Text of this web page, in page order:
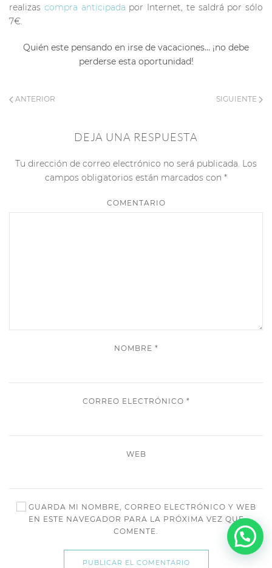
realizas compra anticipada por Internet, te saldrá por sólo
7€.
Quién este pensando en irse de vacaciones… ¡no debe
perderse esta oportunidad!
ANTERIOR SIGUIENTE
DEJA UNA RESPUESTA
Tu dirección de correo electrónico no será publicada. Los
campos obligatorios están marcados con *
COMENTARIO
NOMBRE *
CORREO ELECTRÓNICO *
WEB
GUARDA MI NOMBRE, CORREO ELECTRÓNICO Y WEB
EN ESTE NAVEGADOR PARA LA PRÓXIMA VEZ QUE
COMENTE.
PUBLICAR EL COMENTARIO